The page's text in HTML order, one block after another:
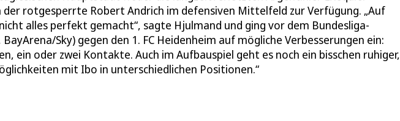
der rotgesperrte Robert Andrich im defensiven Mittelfeld zur Verfügung. „Auf
alles perfekt gemacht“, sagte Hjulmand und ging vor dem Bundesliga-
Sky) gegen den 1. FC Heidenheim auf mögliche Verbesserungen ein:
ein oder zwei Kontakte. Auch im Aufbauspiel geht es noch ein bisschen ruhiger,
mit Ibo in unterschiedlichen Positionen.“